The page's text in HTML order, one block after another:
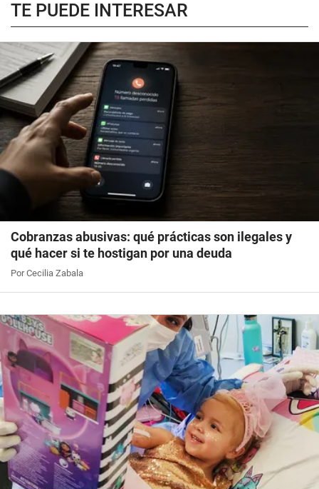
TE PUEDE INTERESAR
Cobranzas abusivas: qué prácticas son ilegales y
qué hacer si te hostigan por una deuda
Por Cecilia Zabala